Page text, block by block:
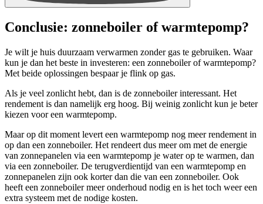
Conclusie: zonneboiler of warmtepomp?
Je wilt je huis duurzaam verwarmen zonder gas te gebruiken. Waar
kun je dan het beste in investeren: een zonneboiler of warmtepomp?
Met beide oplossingen bespaar je flink op gas.
Als je veel zonlicht hebt, dan is de zonneboiler interessant. Het
rendement is dan namelijk erg hoog. Bij weinig zonlicht kun je beter
kiezen voor een warmtepomp.
Maar op dit moment levert een warmtepomp nog meer rendement in
op dan een zonneboiler. Het rendeert dus meer om met de energie
van zonnepanelen via een warmtepomp je water op te warmen, dan
via een zonneboiler. De terugverdientijd van een warmtepomp en
zonnepanelen zijn ook korter dan die van een zonneboiler. Ook
heeft een zonneboiler meer onderhoud nodig en is het toch weer een
extra systeem met de nodige kosten.